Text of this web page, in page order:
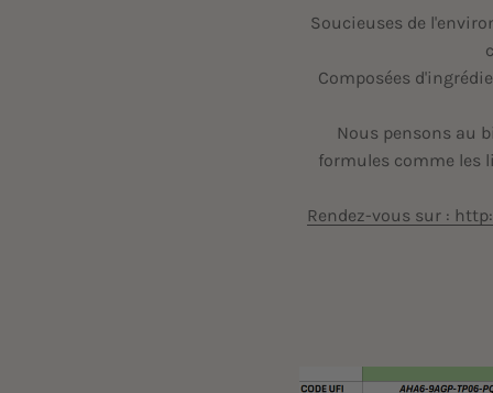
Soucieuses de
Composées
Nous pensons au
formules comme les
Rendez-vous sur :